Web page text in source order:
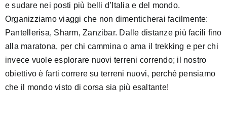
e sudare nei posti più belli d’Italia e del mondo.
Organizziamo viaggi che non dimenticherai facilmente:
Pantellerisa, Sharm, Zanzibar. Dalle distanze più facili fino
alla maratona, per chi cammina o ama il trekking e per chi
invece vuole esplorare nuovi terreni correndo; il nostro
obiettivo è farti correre su terreni nuovi, perché pensiamo
che il mondo visto di corsa sia più esaltante!